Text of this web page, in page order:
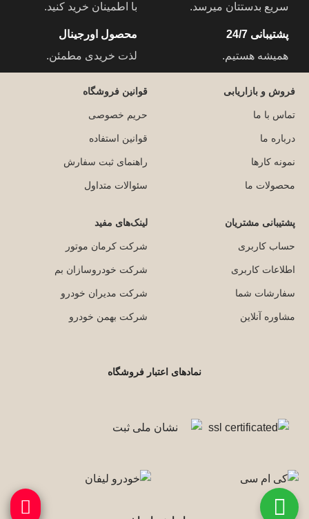
سریع بدستتان میرسد.
با اطمینان خرید کنید.
پشتیبانی 24/7
همیشه هستیم.
محصول اورجینال
لذت خریدی مطمئن.
فروش و بازاریابی
تماس با ما
درباره ما
نمونه کارها
محصولات ما
قوانین فروشگاه
حریم خصوصی
قوانین استفاده
راهنمای ثبت سفارش
سئوالات متداول
پشتیبانی مشتریان
حساب کاربری
اطلاعات کاربری
سفارشات شما
مشاوره آنلاین
لینک‌های مفید
شرکت کرمان موتور
شرکت خودروسازان بم
شرکت مدیران خودرو
شرکت بهمن خودرو
نمادهای اعتبار فروشگاه